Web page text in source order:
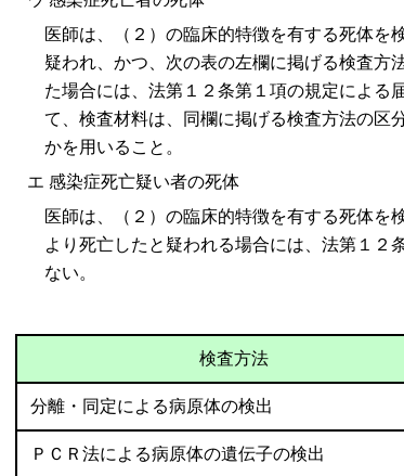
医師は、（２）の臨床的特徴を有する死体を
疑われ、かつ、次の表の左欄に掲げる検査方
た場合には、法第１２条第１項の規定による
て、検査材料は、同欄に掲げる検査方法の区
かを用いること。
エ 感染症死亡疑い者の死体
医師は、（２）の臨床的特徴を有する死体を
より死亡したと疑われる場合には、法第１２
ない。
検査方法
分離・同定による病原体の検出
ＰＣＲ法による病原体の遺伝子の検出